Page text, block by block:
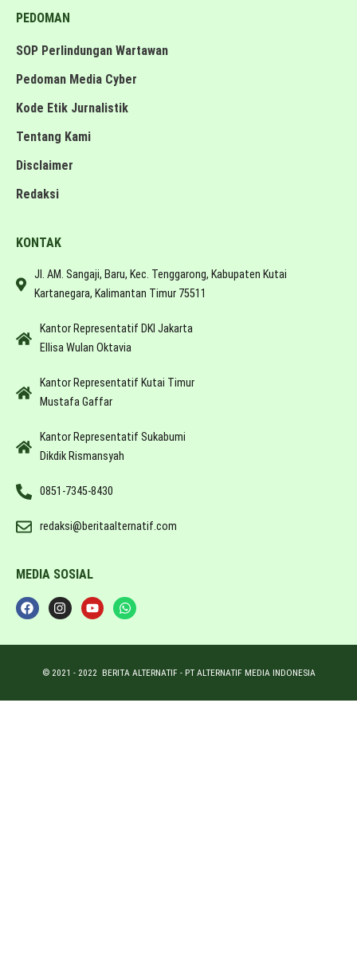
PEDOMAN
SOP Perlindungan Wartawan
Pedoman Media Cyber
Kode Etik Jurnalistik
Tentang Kami
Disclaimer
Redaksi
KONTAK
Jl. AM. Sangaji, Baru, Kec. Tenggarong, Kabupaten Kutai
Kartanegara, Kalimantan Timur 75511
Kantor Representatif DKI Jakarta
Ellisa Wulan Oktavia
Kantor Representatif Kutai Timur
Mustafa Gaffar
Kantor Representatif Sukabumi
Dikdik Rismansyah
0851-7345-8430
redaksi@beritaalternatif.com
MEDIA SOSIAL
© 2021 - 2022 BERITA ALTERNATIF - PT ALTERNATIF MEDIA INDONESIA